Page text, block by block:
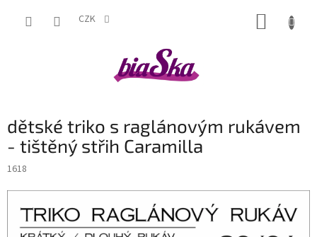
CZK
dětské triko s raglánovým rukávem
- tištěný střih Caramilla
1618